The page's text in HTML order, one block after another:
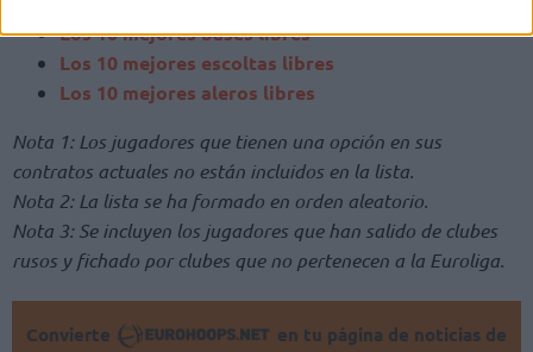
Los 10 mejores bases libres
Los 10 mejores escoltas libres
Los 10 mejores aleros libres
Nota 1: Los jugadores que tienen una opción en sus
contratos actuales no están incluidos en la lista.
Nota 2: La lista se ha formado en orden aleatorio.
Nota 3: Se incluyen los jugadores que han salido de clubes
rusos y fichado por clubes que no pertenecen a la Euroliga.
Convierte
en tu página de noticias de